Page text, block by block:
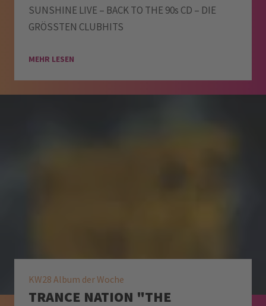
SUNSHINE LIVE – BACK TO THE 90s CD – DIE
GRÖSSTEN CLUBHITS
MEHR LESEN
KW28 Album der Woche
TRANCE NATION "THE